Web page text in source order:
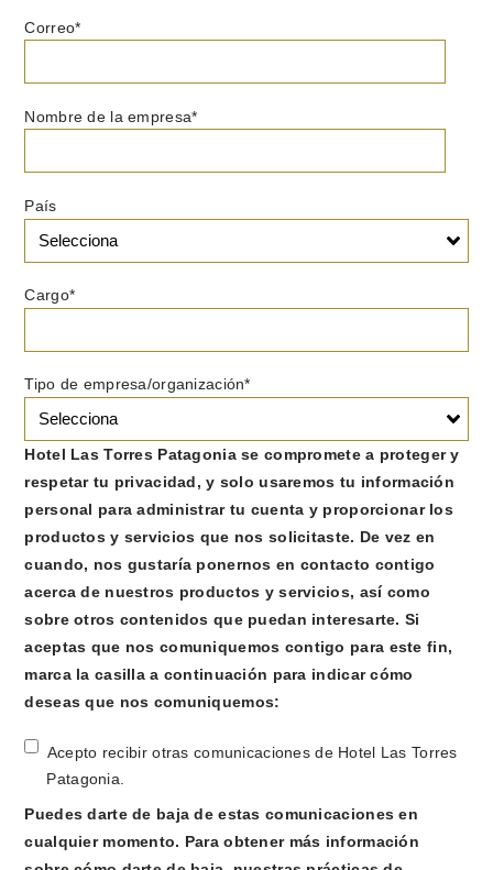
Correo*
Nombre de la empresa*
País
Cargo*
Tipo de empresa/organización*
Hotel Las Torres Patagonia se compromete a proteger y
respetar tu privacidad, y solo usaremos tu información
personal para administrar tu cuenta y proporcionar los
productos y servicios que nos solicitaste. De vez en
cuando, nos gustaría ponernos en contacto contigo
acerca de nuestros productos y servicios, así como
sobre otros contenidos que puedan interesarte. Si
aceptas que nos comuniquemos contigo para este fin,
marca la casilla a continuación para indicar cómo
deseas que nos comuniquemos:
Acepto recibir otras comunicaciones de Hotel Las Torres
Patagonia.
Puedes darte de baja de estas comunicaciones en
cualquier momento. Para obtener más información